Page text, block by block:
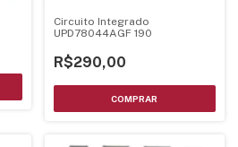
Circuito Integrado
UPD78044AGF 190
R$290,00